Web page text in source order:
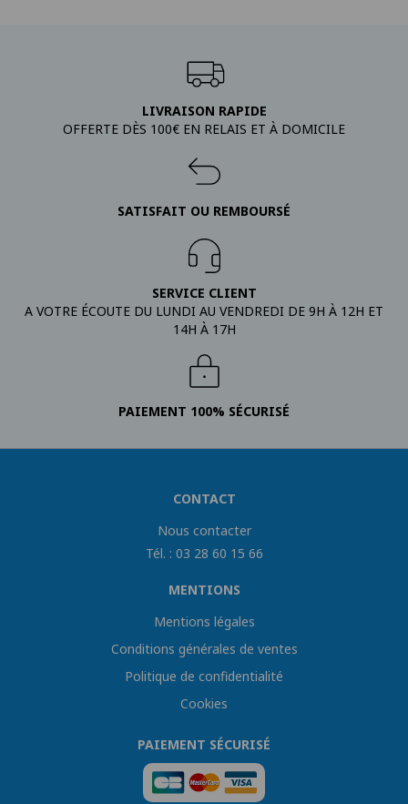
LIVRAISON RAPIDE
OFFERTE DÈS 100€ EN RELAIS ET À DOMICILE
SATISFAIT OU REMBOURSÉ
SERVICE CLIENT
A VOTRE ÉCOUTE DU LUNDI AU VENDREDI DE 9H À 12H ET
14H À 17H
PAIEMENT 100% SÉCURISÉ
CONTACT
Nous contacter
Tél. : 03 28 60 15 66
MENTIONS
Mentions légales
Conditions générales de ventes
Politique de confidentialité
Cookies
PAIEMENT SÉCURISÉ